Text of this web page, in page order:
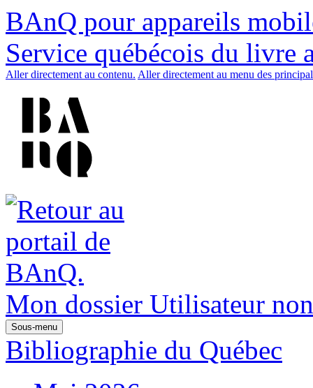
BAnQ pour appareils
Service québécois du livre
Aller directement au contenu. Aller directement au menu des
Mon dossier Utilisateur
Sous-menu
Bibliographie du Québec